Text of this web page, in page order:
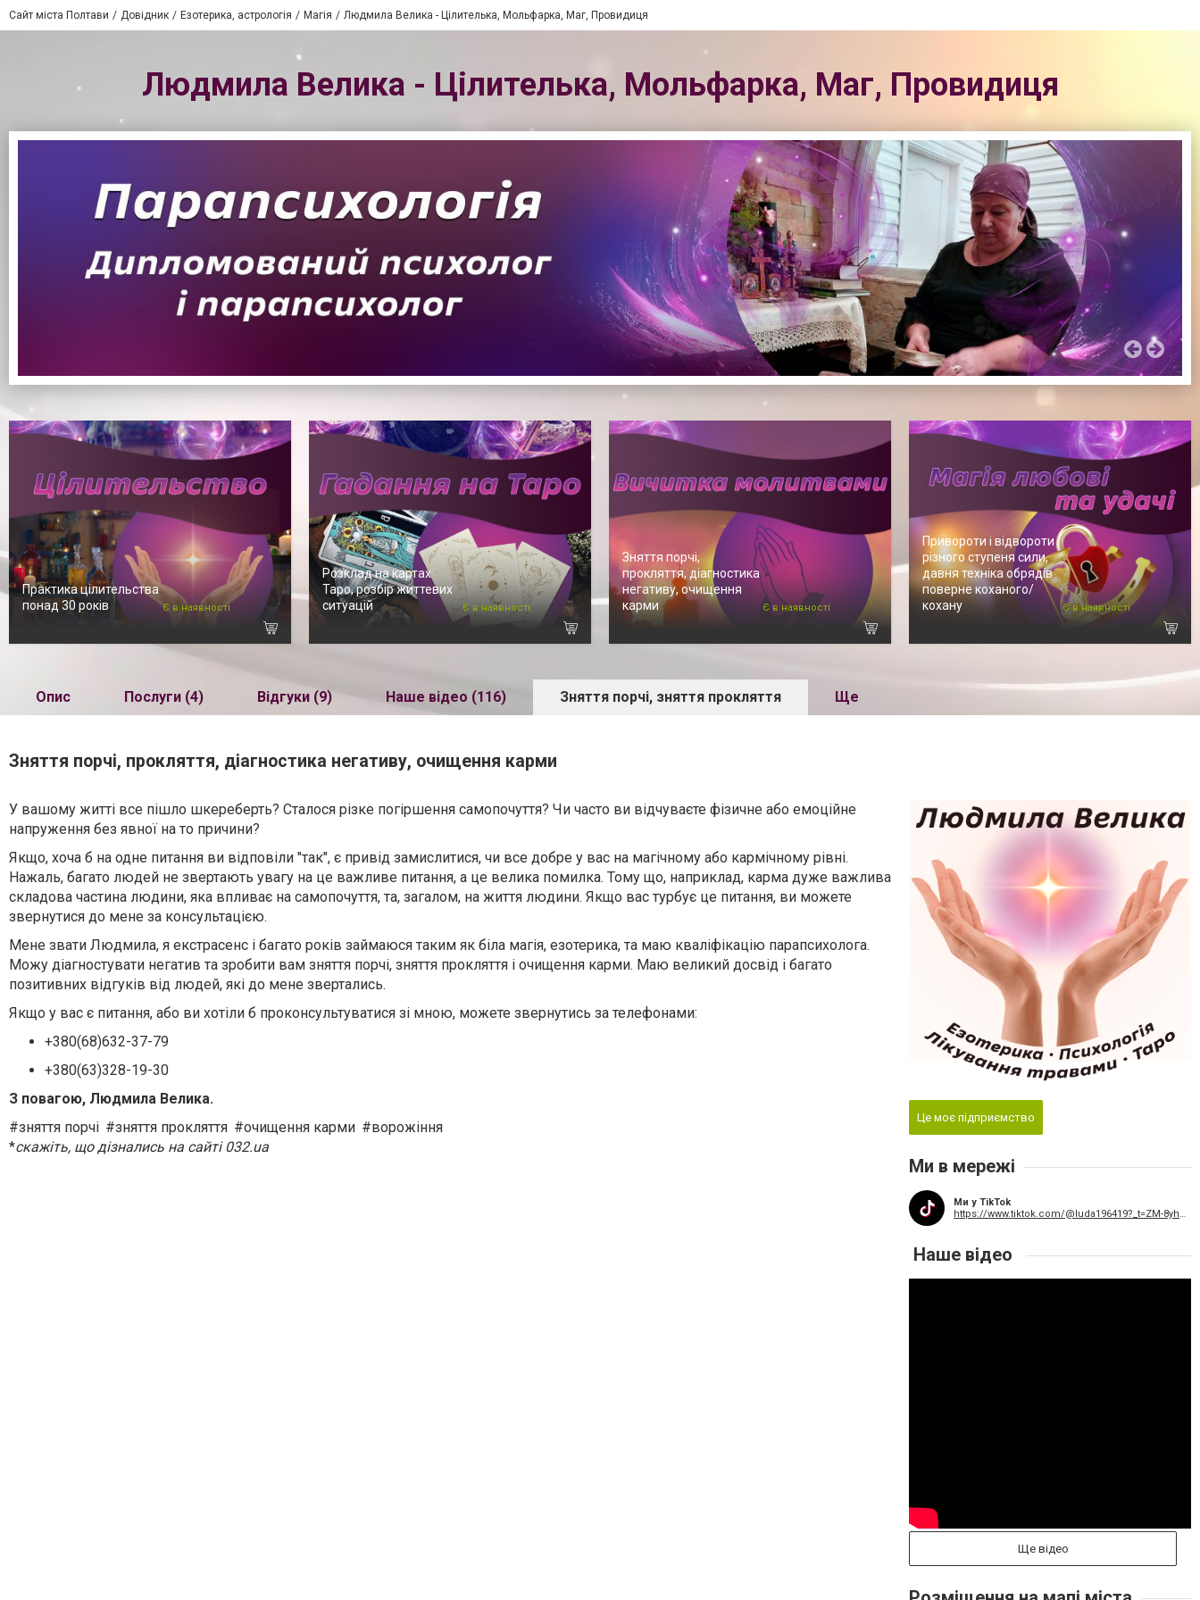
Сайт міста Полтави Довідник Езотерика, астрологія Магія Людмила Велика - Цілителька, Мольфарка, Маг, Провидиця
Людмила Велика - Цілителька, Мольфарка, Маг, Провидиця
Практика цілительства
понад 30 років
Є в наявності
Розклад на картах
Таро, розбір життевих
ситуацій
Є в наявності
Зняття порчі,
прокляття, діагностика
негативу, очищення
карми
Є в наявності
Привороти і відвороти
різного ступеня сили,
давня техніка обрядів
поверне коханого/
кохану
Є в наявності
Опис Послуги (4) Відгуки (9) Наше відео (116) Зняття порчі, зняття прокляття Ще
Зняття порчі, прокляття, діагностика негативу, очищення карми
У вашому житті все пішло шкереберть? Сталося різке погіршення самопочуття? Чи часто ви відчуваєте фізичне або емоційне
напруження без явної на то причини?
Якщо, хоча б на одне питання ви відповіли "так", є привід замислитися, чи все добре у вас на магічному або кармічному рівні.
Нажаль, багато людей не звертають увагу на це важливе питання, а це велика помилка. Тому що, наприклад, карма дуже важлива
складова частина людини, яка впливає на самопочуття, та, загалом, на життя людини. Якщо вас турбує це питання, ви можете
звернутися до мене за консультацією.
Мене звати Людмила, я екстрасенс і багато років займаюся таким як біла магія, езотерика, та маю кваліфікацію парапсихолога.
Можу діагностувати негатив та зробити вам зняття порчі, зняття прокляття і очищення карми. Маю великий досвід і багато
позитивних відгуків від людей, які до мене звертались.
Якщо у вас є питання, або ви хотіли б проконсультуватися зі мною, можете звернутись за телефонами:
+380(68)632-37-79
+380(63)328-19-30
З повагою, Людмила Велика.
#зняття порчі #зняття прокляття #очищення карми #ворожіння
*скажіть, що дізнались на сайті 032.ua
Це моє підприємство
Ми в мережі
Ми у TikTok
Наше відео
Ще відео